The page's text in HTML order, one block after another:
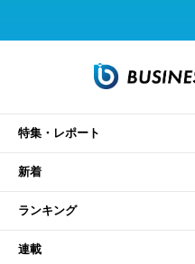
特集・レポート
新着
ランキング
連載